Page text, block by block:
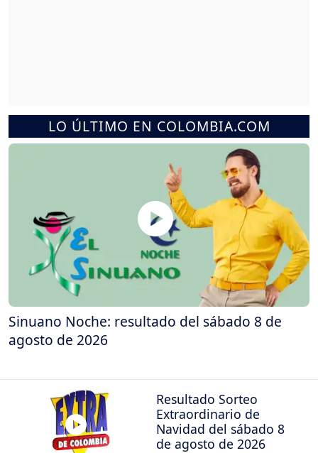
LO ÚLTIMO EN COLOMBIA.COM
Sinuano Noche: resultado del sábado 8 de
agosto de 2026
Resultado Sorteo
Extraordinario de
Navidad del sábado 8
de agosto de 2026